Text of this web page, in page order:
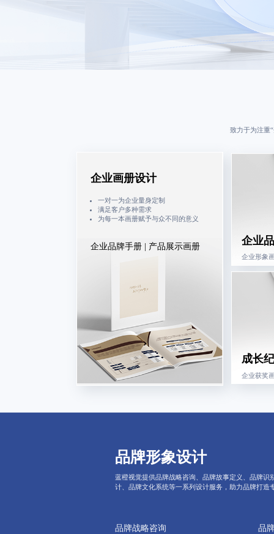
致力于为注重
企业画册设计
一对一为企业量身定制
满足客户多种需求
为每一本画册赋予与众不同的意义
企业品牌手册 | 产品展示画册 企业
企业形象
成长
企业获奖
品牌形象设计
蓝橙视觉提供品牌战略咨询、品牌故事定义、品牌识
计、品牌文化系统等一系列设计服务，助力品牌打造
品牌战略咨询 品